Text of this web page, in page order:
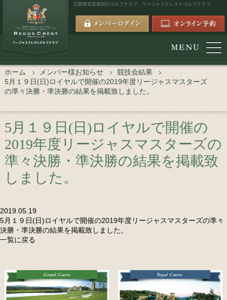
広島県安芸高田のゴルフクラブ、 リージャスクレストゴルフクラブ。
ホーム メンバー様お知らせ
競技会結果
5月１９日(日)ロイヤルで開催の2019年度リージャスマスターズ
の準々決勝・準決勝の結果を掲載致しました。
5月１９日(日)ロイヤルで開催の
2019年度リージャスマスターズの
準々決勝・準決勝の結果を掲載致
しました。
2019.05.19
5月１９日(日)ロイヤルで開催の2019年度リージャスマスターズの準々
決勝・準決勝の結果を掲載致しました。
一覧に戻る